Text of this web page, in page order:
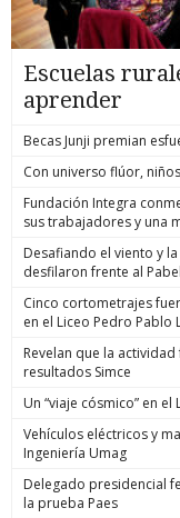
Escuelas
aprender
Becas Junji premian
Con universo flúor,
Fundación Integra
sus trabajadores y una
Desafiando el viento y
desfilaron frente al
Cinco cortometrajes
en el Liceo Pedro Pablo
Revelan que la
resultados Simce
Un “viaje cósmico” en
Vehículos eléctricos y
Ingeniería Umag
Delegado presidencial
la prueba Paes